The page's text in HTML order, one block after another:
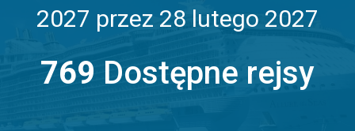
2027 przez 28 lutego 2027
769 Dostępne rejsy